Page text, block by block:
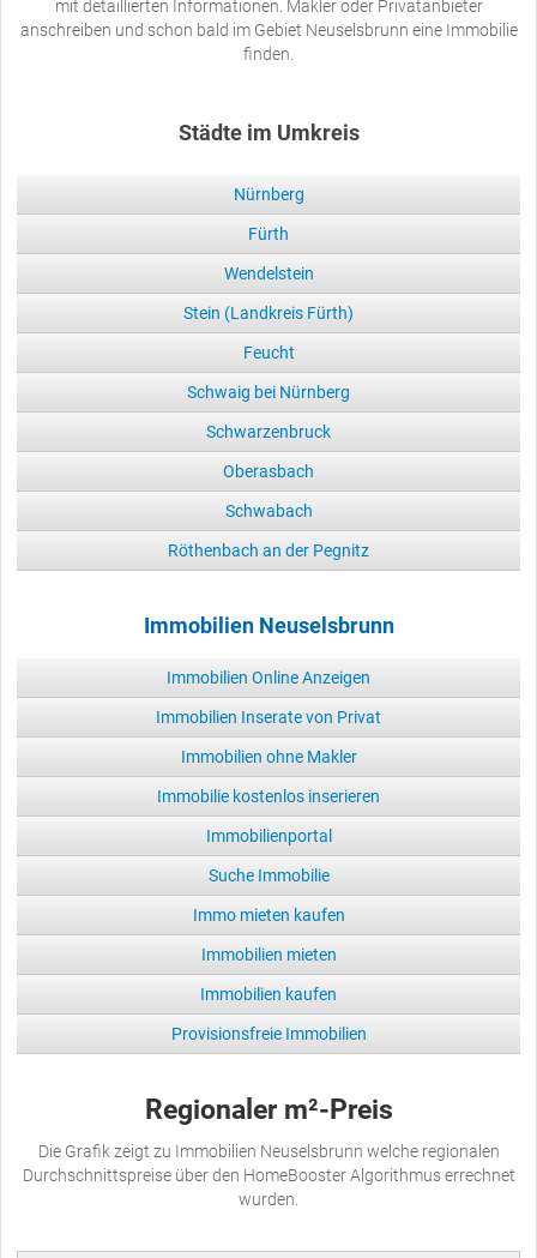
mit detaillierten Informationen. Makler oder Privatanbieter
anschreiben und schon bald im Gebiet Neuselsbrunn eine Immobilie
finden.
Städte im Umkreis
Nürnberg
Fürth
Wendelstein
Stein (Landkreis Fürth)
Feucht
Schwaig bei Nürnberg
Schwarzenbruck
Oberasbach
Schwabach
Röthenbach an der Pegnitz
Immobilien Neuselsbrunn
Immobilien Online Anzeigen
Immobilien Inserate von Privat
Immobilien ohne Makler
Immobilie kostenlos inserieren
Immobilienportal
Suche Immobilie
Immo mieten kaufen
Immobilien mieten
Immobilien kaufen
Provisionsfreie Immobilien
Regionaler m²-Preis
Die Grafik zeigt zu Immobilien Neuselsbrunn welche regionalen
Durchschnittspreise über den HomeBooster Algorithmus errechnet
wurden.